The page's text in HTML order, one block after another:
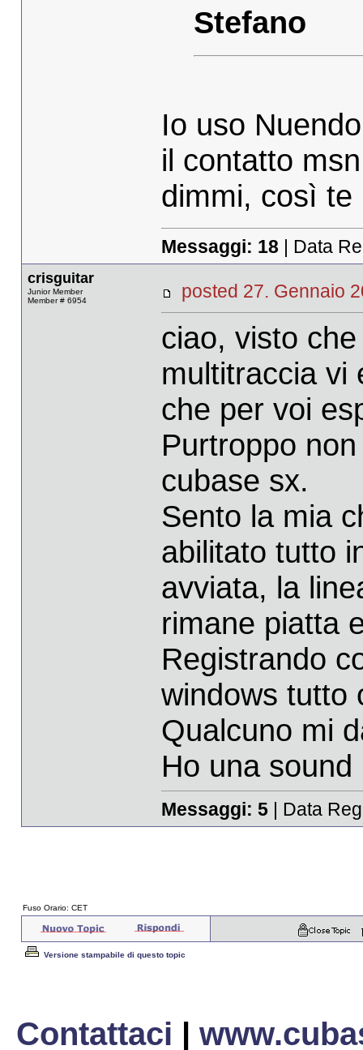
Stefano
Io uso
il contatto
dimmi, così te
Messaggi: 18 | Data
crisguitar
Junior Member
Member # 6954
posted 27.
ciao, visto
multitraccia vi
che per voi
Purtroppo
cubase sx.
Sento la mia
abilitato tutto
avviata, la
rimane piatta
Registrando
windows tutto
Qualcuno mi
Ho una
Messaggi: 5| Data
Fuso Orario: CET
Versione stampabile di questo topic
Contattaci |